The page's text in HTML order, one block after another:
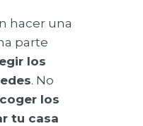
hacer una
parte
los
. No
los
tu casa